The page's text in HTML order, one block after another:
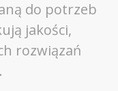
do potrzeb
jakości,
rozwiązań